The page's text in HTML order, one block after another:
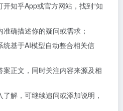
开知乎App或官方网站，找到“知
准确描述你的疑问或需求；
统基于AI模型自动整合相关信
案正文，同时关注内容来源及相
了解，可继续追问或添加说明，